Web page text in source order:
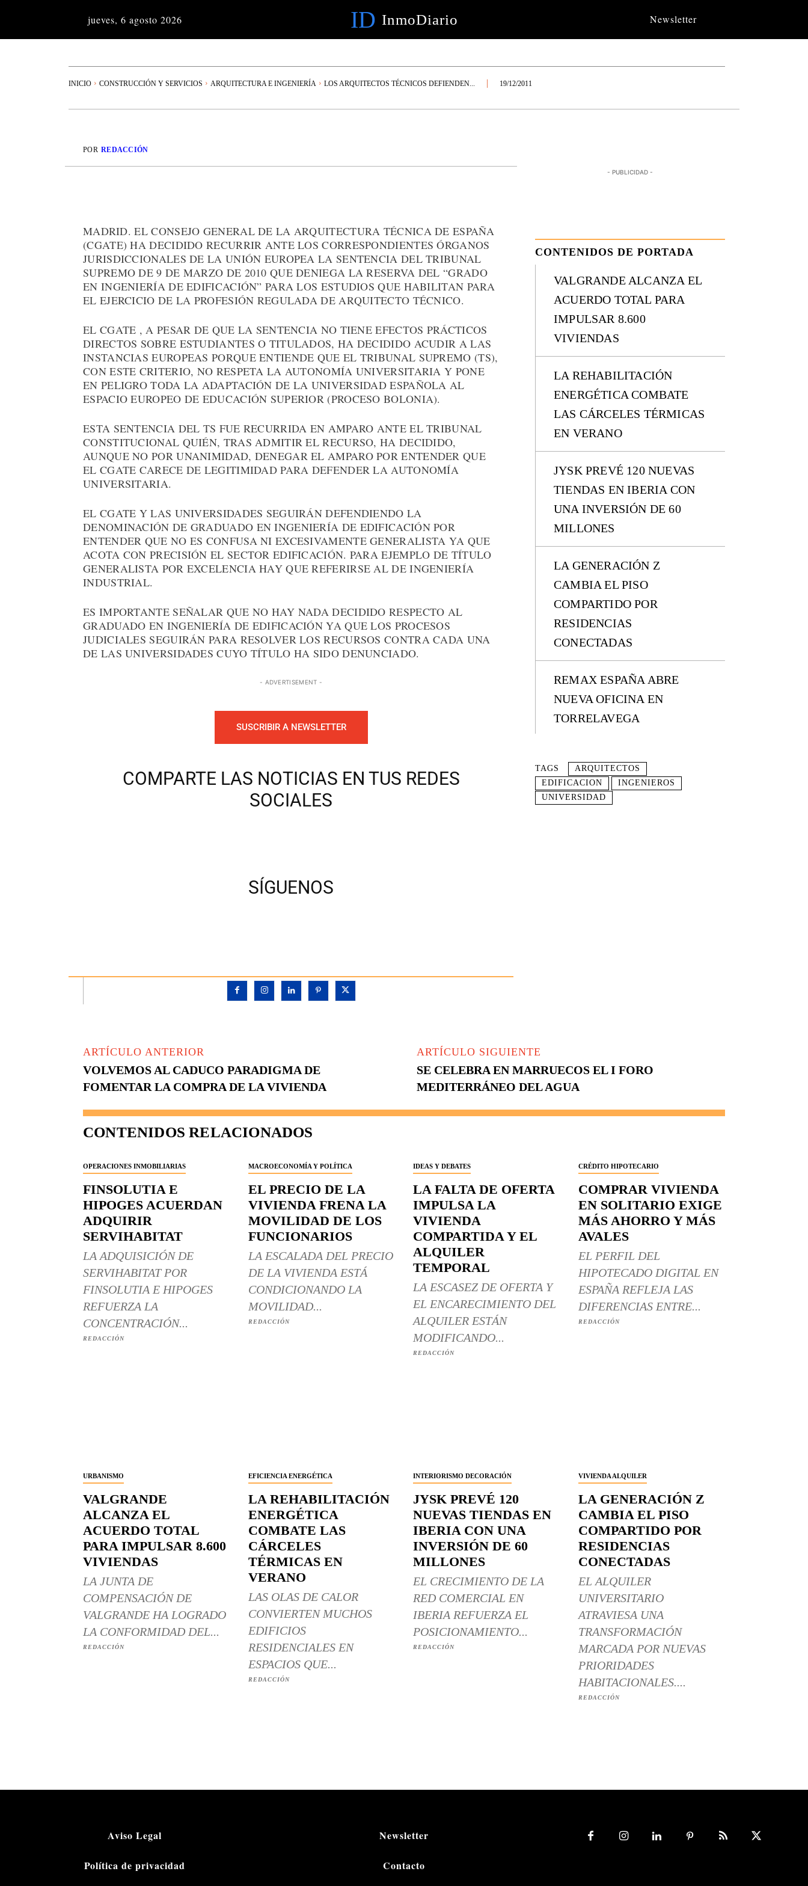
jueves, 6 agosto 2026 ID InmoDiario Newsletter
INICIO CONSTRUCCIÓN Y SERVICIOS ARQUITECTURA E INGENIERÍA LOS ARQUITECTOS TÉCNICOS DEFIENDEN... 19/12/2011
POR REDACCIÓN
MADRID. EL CONSEJO GENERAL DE LA ARQUITECTURA TÉCNICA DE ESPAÑA
(CGATE) HA DECIDIDO RECURRIR ANTE LOS CORRESPONDIENTES ÓRGANOS
JURISDICCIONALES DE LA UNIÓN EUROPEA LA SENTENCIA DEL TRIBUNAL
SUPREMO DE 9 DE MARZO DE 2010 QUE DENIEGA LA RESERVA DEL “GRADO
EN INGENIERÍA DE EDIFICACIÓN” PARA LOS ESTUDIOS QUE HABILITAN PARA
EL EJERCICIO DE LA PROFESIÓN REGULADA DE ARQUITECTO TÉCNICO.
EL CGATE , A PESAR DE QUE LA SENTENCIA NO TIENE EFECTOS PRÁCTICOS
DIRECTOS SOBRE ESTUDIANTES O TITULADOS, HA DECIDIDO ACUDIR A LAS
INSTANCIAS EUROPEAS PORQUE ENTIENDE QUE EL TRIBUNAL SUPREMO (TS),
CON ESTE CRITERIO, NO RESPETA LA AUTONOMÍA UNIVERSITARIA Y PONE
EN PELIGRO TODA LA ADAPTACIÓN DE LA UNIVERSIDAD ESPAÑOLA AL
ESPACIO EUROPEO DE EDUCACIÓN SUPERIOR (PROCESO BOLONIA).
ESTA SENTENCIA DEL TS FUE RECURRIDA EN AMPARO ANTE EL TRIBUNAL
CONSTITUCIONAL QUIÉN, TRAS ADMITIR EL RECURSO, HA DECIDIDO,
AUNQUE NO POR UNANIMIDAD, DENEGAR EL AMPARO POR ENTENDER QUE
EL CGATE CARECE DE LEGITIMIDAD PARA DEFENDER LA AUTONOMÍA
UNIVERSITARIA.
EL CGATE Y LAS UNIVERSIDADES SEGUIRÁN DEFENDIENDO LA
DENOMINACIÓN DE GRADUADO EN INGENIERÍA DE EDIFICACIÓN POR
ENTENDER QUE NO ES CONFUSA NI EXCESIVAMENTE GENERALISTA YA QUE
ACOTA CON PRECISIÓN EL SECTOR EDIFICACIÓN. PARA EJEMPLO DE TÍTULO
GENERALISTA POR EXCELENCIA HAY QUE REFERIRSE AL DE INGENIERÍA
INDUSTRIAL.
ES IMPORTANTE SEÑALAR QUE NO HAY NADA DECIDIDO RESPECTO AL
GRADUADO EN INGENIERÍA DE EDIFICACIÓN YA QUE LOS PROCESOS
JUDICIALES SEGUIRÁN PARA RESOLVER LOS RECURSOS CONTRA CADA UNA
DE LAS UNIVERSIDADES CUYO TÍTULO HA SIDO DENUNCIADO.
- ADVERTISEMENT -
SUSCRIBIR A NEWSLETTER
COMPARTE LAS NOTICIAS EN TUS REDES
SOCIALES
SÍGUENOS
- PUBLICIDAD -
CONTENIDOS DE PORTADA
VALGRANDE ALCANZA EL
ACUERDO TOTAL PARA
IMPULSAR 8.600
VIVIENDAS
LA REHABILITACIÓN
ENERGÉTICA COMBATE
LAS CÁRCELES TÉRMICAS
EN VERANO
JYSK PREVÉ 120 NUEVAS
TIENDAS EN IBERIA CON
UNA INVERSIÓN DE 60
MILLONES
LA GENERACIÓN Z
CAMBIA EL PISO
COMPARTIDO POR
RESIDENCIAS
CONECTADAS
REMAX ESPAÑA ABRE
NUEVA OFICINA EN
TORRELAVEGA
TAGS
ARQUITECTOS
EDIFICACION
INGENIEROS
UNIVERSIDAD
ARTÍCULO ANTERIOR
VOLVEMOS AL CADUCO PARADIGMA DE
FOMENTAR LA COMPRA DE LA VIVIENDA
ARTÍCULO SIGUIENTE
SE CELEBRA EN MARRUECOS EL I FORO
MEDITERRÁNEO DEL AGUA
CONTENIDOS RELACIONADOS
OPERACIONES INMOBILIARIAS
FINSOLUTIA E
HIPOGES ACUERDAN
ADQUIRIR
SERVIHABITAT
LA ADQUISICIÓN DE
SERVIHABITAT POR
FINSOLUTIA E HIPOGES
REFUERZA LA
CONCENTRACIÓN...
REDACCIÓN
MACROECONOMÍA Y POLÍTICA
EL PRECIO DE LA
VIVIENDA FRENA LA
MOVILIDAD DE LOS
FUNCIONARIOS
LA ESCALADA DEL PRECIO
DE LA VIVIENDA ESTÁ
CONDICIONANDO LA
MOVILIDAD...
REDACCIÓN
IDEAS Y DEBATES
LA FALTA DE OFERTA
IMPULSA LA
VIVIENDA
COMPARTIDA Y EL
ALQUILER
TEMPORAL
LA ESCASEZ DE OFERTA Y
EL ENCARECIMIENTO DEL
ALQUILER ESTÁN
MODIFICANDO...
REDACCIÓN
CRÉDITO HIPOTECARIO
COMPRAR VIVIENDA
EN SOLITARIO EXIGE
MÁS AHORRO Y MÁS
AVALES
EL PERFIL DEL
HIPOTECADO DIGITAL EN
ESPAÑA REFLEJA LAS
DIFERENCIAS ENTRE...
REDACCIÓN
URBANISMO
VALGRANDE
ALCANZA EL
ACUERDO TOTAL
PARA IMPULSAR 8.600
VIVIENDAS
LA JUNTA DE
COMPENSACIÓN DE
VALGRANDE HA LOGRADO
LA CONFORMIDAD DEL...
REDACCIÓN
EFICIENCIA ENERGÉTICA
LA REHABILITACIÓN
ENERGÉTICA
COMBATE LAS
CÁRCELES
TÉRMICAS EN
VERANO
LAS OLAS DE CALOR
CONVIERTEN MUCHOS
EDIFICIOS
RESIDENCIALES EN
ESPACIOS QUE...
REDACCIÓN
INTERIORISMO DECORACIÓN
JYSK PREVÉ 120
NUEVAS TIENDAS EN
IBERIA CON UNA
INVERSIÓN DE 60
MILLONES
EL CRECIMIENTO DE LA
RED COMERCIAL EN
IBERIA REFUERZA EL
POSICIONAMIENTO...
REDACCIÓN
VIVIENDA ALQUILER
LA GENERACIÓN Z
CAMBIA EL PISO
COMPARTIDO POR
RESIDENCIAS
CONECTADAS
EL ALQUILER
UNIVERSITARIO
ATRAVIESA UNA
TRANSFORMACIÓN
MARCADA POR NUEVAS
PRIORIDADES
HABITACIONALES....
REDACCIÓN
Aviso Legal
Política de privacidad
Newsletter
Contacto